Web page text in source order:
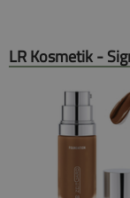
LR Kosmetik -